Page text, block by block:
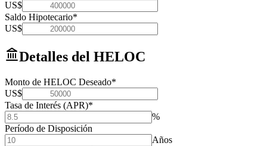
US$
Saldo Hipotecario*
US$
Detalles del HELOC
Monto de HELOC Deseado*
US$
Tasa de Interés (APR)*
%
Período de Disposición
Años